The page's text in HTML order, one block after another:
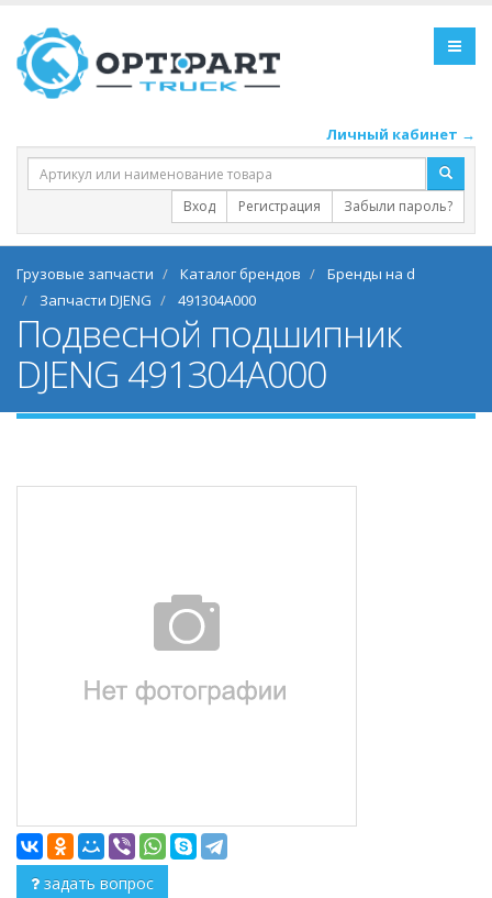
Личный кабинет →
Вход Регистрация Забыли пароль?
Грузовые запчасти Каталог брендов
Бренды на d
Запчасти DJENG
491304A000
Подвесной подшипник
DJENG 491304A000
задать вопрос